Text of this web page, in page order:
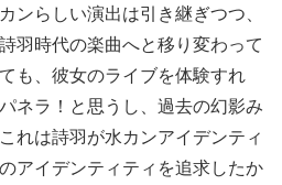
ンらしい演出は引き継ぎつつ、
羽時代の楽曲へと移り変わって
も、彼女のライブを体験すれ
ネラ！と思うし、過去の幻影み
れは詩羽が水カンアイデンティ
アイデンティティを追求したか